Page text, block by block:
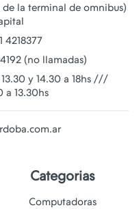
de la terminal de omnibus)
4218377
(no llamadas)
y 14.30 a 18hs ///
a 13.30hs
Categorias
Computadoras